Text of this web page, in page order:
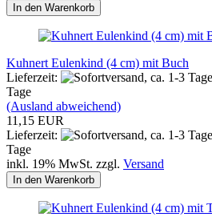
In den Warenkorb
Kuhnert Eulenkind (4 cm) mit Buch
Lieferzeit:
Tage
(Ausland abweichend)
11,15 EUR
Lieferzeit:
Tage
inkl. 19% MwSt. zzgl. Versand
In den Warenkorb